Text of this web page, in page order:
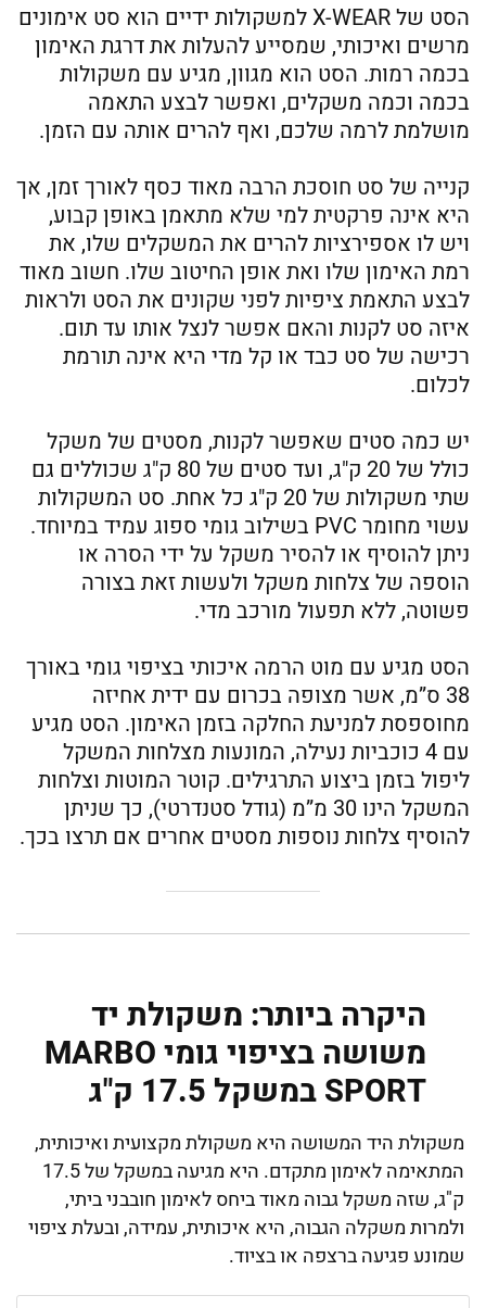
הסט של X-WEAR למשקולות ידיים הוא סט אימונים
מרשים ואיכותי, שמסייע להעלות את דרגת האימון
בכמה רמות. הסט הוא מגוון, מגיע עם משקולות
בכמה וכמה משקלים, ואפשר לבצע התאמה
מושלמת לרמה שלכם, ואף להרים אותה עם הזמן.
קנייה של סט חוסכת הרבה מאוד כסף לאורך זמן, אך
היא אינה פרקטית למי שלא מתאמן באופן קבוע,
ויש לו אספירציות להרים את המשקלים שלו, את
רמת האימון שלו ואת אופן החיטוב שלו. חשוב מאוד
לבצע התאמת ציפיות לפני שקונים את הסט ולראות
איזה סט לקנות והאם אפשר לנצל אותו עד תום.
רכישה של סט כבד או קל מדי היא אינה תורמת
לכלום.
יש כמה סטים שאפשר לקנות, מסטים של משקל
כולל של 20 ק"ג, ועד סטים של 80 ק"ג שכוללים גם
שתי משקולות של 20 ק"ג כל אחת. סט המשקולות
עשוי מחומר PVC בשילוב גומי ספוג עמיד במיוחד.
ניתן להוסיף או להסיר משקל על ידי הסרה או
הוספה של צלחות משקל ולעשות זאת בצורה
פשוטה, ללא תפעול מורכב מדי.
הסט מגיע עם מוט הרמה איכותי בציפוי גומי באורך
38 ס”מ, אשר מצופה בכרום עם ידית אחיזה
מחוספסת למניעת החלקה בזמן האימון. הסט מגיע
עם 4 כוכביות נעילה, המונעות מצלחות המשקל
ליפול בזמן ביצוע התרגילים. קוטר המוטות וצלחות
המשקל הינו 30 מ”מ (גודל סטנדרטי), כך שניתן
להוסיף צלחות נוספות מסטים אחרים אם תרצו בכך.
היקרה ביותר: משקולת יד
משושה בציפוי גומי MARBO
SPORT במשקל 17.5 ק"ג
משקולת היד המשושה היא משקולת מקצועית ואיכותית,
המתאימה לאימון מתקדם. היא מגיעה במשקל של 17.5
ק"ג, שזה משקל גבוה מאוד ביחס לאימון חובבני ביתי,
ולמרות משקלה הגבוה, היא איכותית, עמידה, ובעלת ציפוי
שמונע פגיעה ברצפה או בציוד.